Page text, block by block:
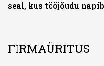
seal, kus tööjõudu napib
FIRMAÜRITUS